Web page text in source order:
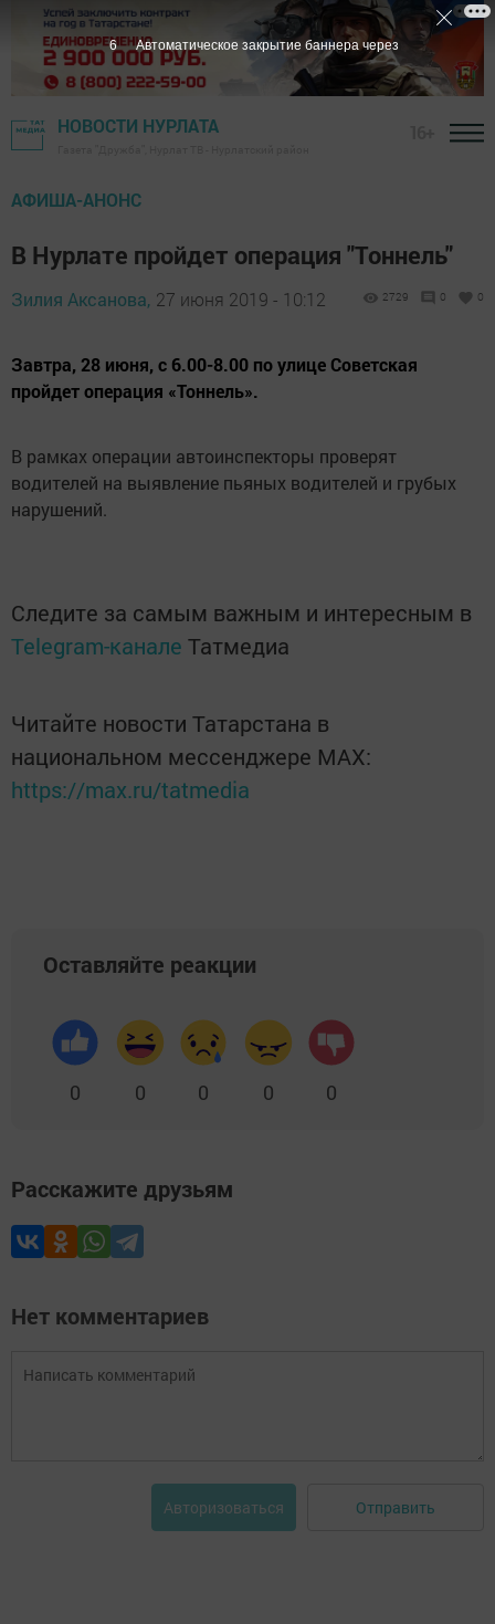
НОВОСТИ НУРЛАТА
АФИША-АНОНС
В Нурлате пройдет операция "Тоннель"
Зилия Аксанова, 27 июня 2019 - 10:12 2729 0 0
Завтра, 28 июня, с 6.00-8.00 по улице Советская
пройдет операция «Тоннель».
В рамках операции автоинспекторы проверят
водителей на выявление пьяных водителей и грубых
нарушений.
Следите за самым важным и интересным в
Telegram-канале Татмедиа
Читайте новости Татарстана в
национальном мессенджере MАХ:
https://max.ru/tatmedia
Оставляйте реакции
0 0 0 0 0
Расскажите друзьям
Нет комментариев
Авторизоваться Отправить
5 Автоматическое закрытие баннера через